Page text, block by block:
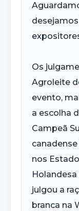
Os
Agroleite
evento,
a escolha
Campeã
nos
julgou a
branca na